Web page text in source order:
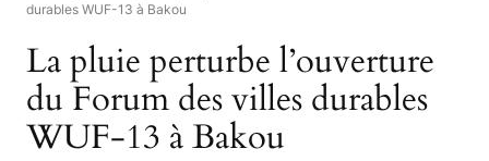
durables WUF-13 à Bakou
La pluie perturbe l’ouverture
du Forum des villes durables
WUF-13 à Bakou